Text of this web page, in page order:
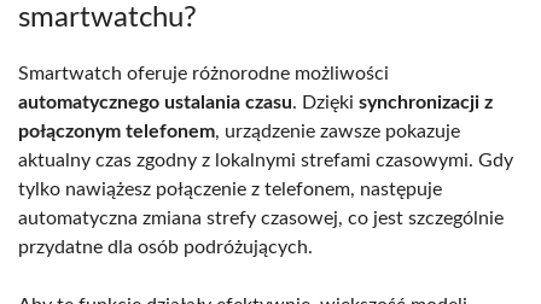
smartwatchu?
Smartwatch oferuje różnorodne możliwości
automatycznego ustalania czasu. Dzięki synchronizacji z
połączonym telefonem, urządzenie zawsze pokazuje
aktualny czas zgodny z lokalnymi strefami czasowymi. Gdy
tylko nawiążesz połączenie z telefonem, następuje
automatyczna zmiana strefy czasowej, co jest szczególnie
przydatne dla osób podróżujących.